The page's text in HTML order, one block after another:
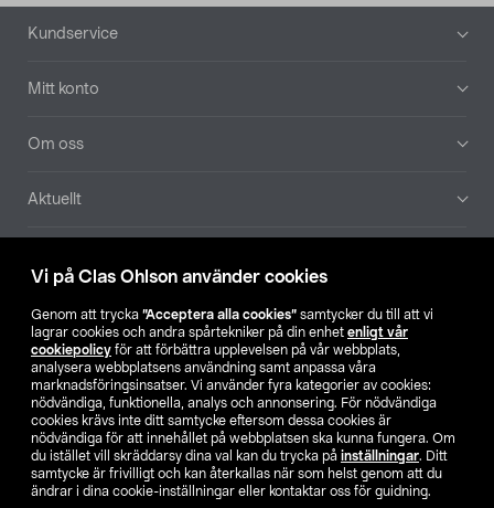
Vi på Clas Ohlson använder cookies
Genom att trycka ”Acceptera alla cookies” samtycker du till att vi
lagrar cookies och andra spårtekniker på din enhet enligt vår
cookiepolicy för att förbättra upplevelsen på vår webbplats,
analysera webbplatsens användning samt anpassa våra
marknadsföringsinsatser. Vi använder fyra kategorier av cookies:
nödvändiga, funktionella, analys och annonsering. För nödvändiga
cookies krävs inte ditt samtycke eftersom dessa cookies är
nödvändiga för att innehållet på webbplatsen ska kunna fungera. Om
du istället vill skräddarsy dina val kan du trycka på inställningar. Ditt
samtycke är frivilligt och kan återkallas när som helst genom att du
ändrar i dina cookie-inställningar eller kontaktar oss för guidning.
Sidfot
Kundservice
Mitt konto
Om oss
Aktuellt
Hitta butik
SE NO FI